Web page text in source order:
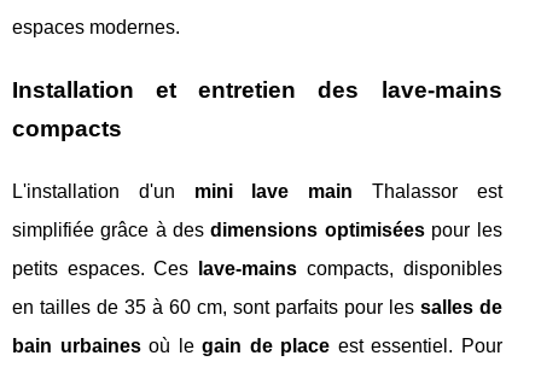
espaces modernes.
Installation et entretien des lave-mains
compacts
L'installation d'un mini lave main Thalassor est
simplifiée grâce à desdimensions optimiséespour les
petits espaces. Ces
lave-mains compacts, disponibles
en tailles de 35 à 60 cm, sont parfaits pour les salles de
bain urbainesoù legain de place est essentiel. Pour